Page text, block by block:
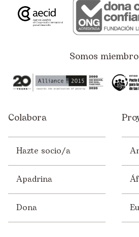
Somos
Colabora
Hazte socio/a
Apadrina
Dona